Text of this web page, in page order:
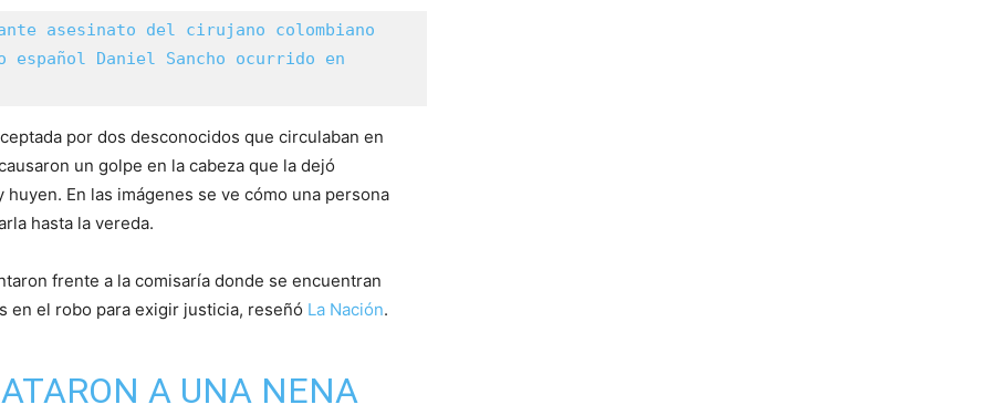
asesinato del cirujano colombiano
Daniel Sancho ocurrido en
por dos desconocidos que circulaban en
un golpe en la cabeza que la dejó
En las imágenes se ve cómo una persona
hasta la vereda.
frente a la comisaría donde se encuentran
en el robo para exigir justicia, reseñó La Nación.
A UNA NENA